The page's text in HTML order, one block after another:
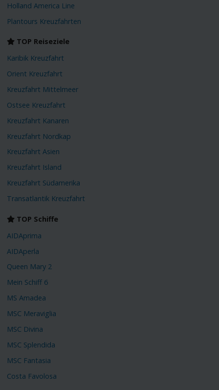
Holland America Line
Plantours Kreuzfahrten
TOP Reiseziele
Karibik Kreuzfahrt
Orient Kreuzfahrt
Kreuzfahrt Mittelmeer
Ostsee Kreuzfahrt
Kreuzfahrt Kanaren
Kreuzfahrt Nordkap
Kreuzfahrt Asien
Kreuzfahrt Island
Kreuzfahrt Südamerika
Transatlantik Kreuzfahrt
TOP Schiffe
AIDAprima
AIDAperla
Queen Mary 2
Mein Schiff 6
MS Amadea
MSC Meraviglia
MSC Divina
MSC Splendida
MSC Fantasia
Costa Favolosa